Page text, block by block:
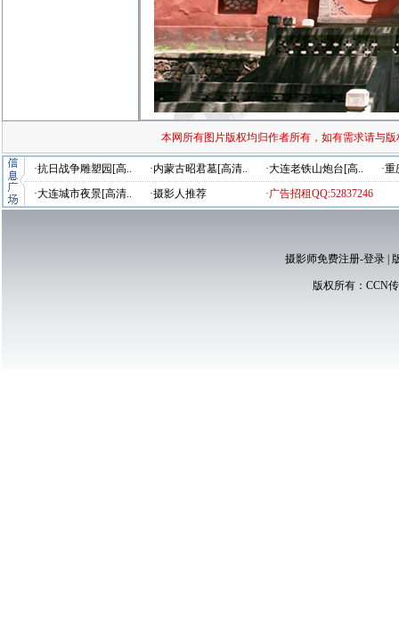
本网所有图片版权均归作者所有，如有需求请与
·抗日战争雕塑园[高.. ·内蒙古昭君墓[高清.. ·大连老铁山炮台[高..
·
·大连城市夜景[高清..
·摄影人推荐 ·广告招租QQ:52837246
摄影师免费注册-登录|
版权所有： CCN